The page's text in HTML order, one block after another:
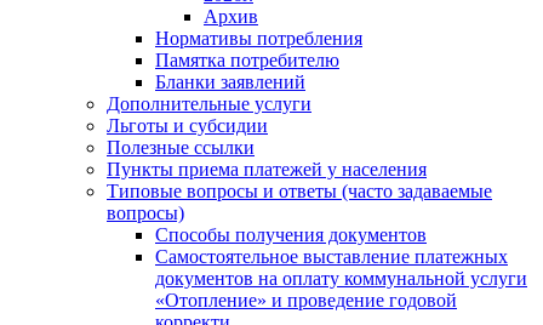
Архив
Нормативы потребления
Памятка потребителю
Бланки заявлений
Дополнительные услуги
Льготы и субсидии
Полезные ссылки
Пункты приема платежей у населения
Типовые вопросы и ответы (часто задаваемые
вопросы)
Способы получения документов
Самостоятельное выставление платежных
документов на оплату коммунальной услуги
«Отопление» и проведение годовой